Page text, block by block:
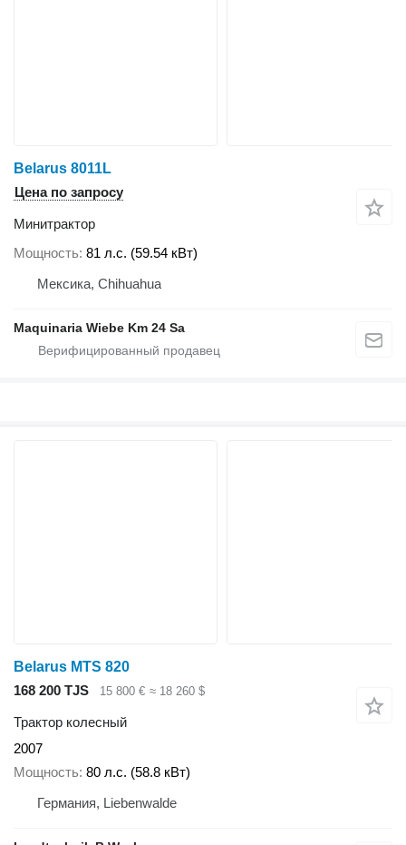
Belarus 8011L
Цена по запросу
Минитрактор
Мощность 81 л.с. (59.54 кВт)
Мексика, Chihuahua
Maquinaria Wiebe Km 24 Sa
Belarus MTS 820
168 200 TJS
15 800 € ≈ 18 260 $
Трактор колесный
2007
Мощность 80 л.с. (58.8 кВт)
Германия, Liebenwalde